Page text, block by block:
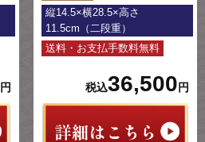
円
縦14.5×横28.5×高さ
11.5cm（二段重）
送料・お支払手数料無料
税込36,500円